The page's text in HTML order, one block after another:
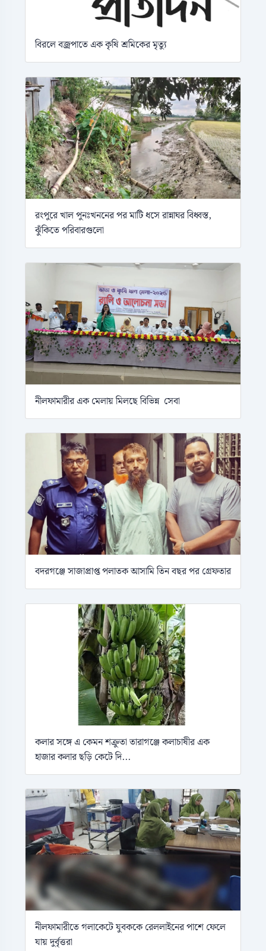
বিরলে বজ্রপাতে এক কৃষি শ্রমিকের মৃত্যু
রংপুরে খাল পুনঃখননের পর মাটি ধসে রান্নাঘর বিধ্বস্ত,
ঝুঁকিতে পরিবারগুলো
নীলফামারীর এক মেলায় মিলছে বিভিন্ন সেবা
বদরগঞ্জে সাজাপ্রাপ্ত পলাতক আসামি তিন বছর পর গ্রেফতার
কলার সঙ্গে এ কেমন শক্রুতা তারাগঞ্জে কলাচাষীর এক
হাজার কলার ছড়ি কেটে দি...
নীলফামারীতে গলাকেটে যুবককে রেললাইনের পাশে ফেলে
যায় দুর্বৃত্তরা